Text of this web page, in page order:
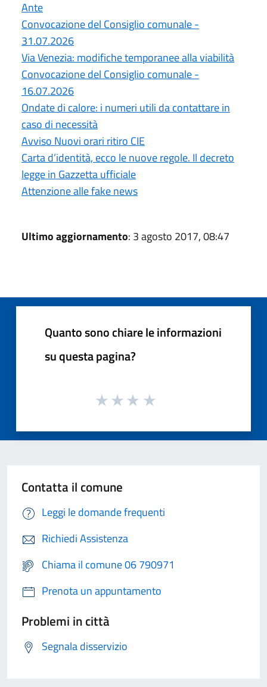
Ante
Convocazione del Consiglio comunale -
31.07.2026
Via Venezia: modifiche temporanee alla viabilità
Convocazione del Consiglio comunale -
16.07.2026
Ondate di calore: i numeri utili da contattare in
caso di necessità
Avviso Nuovi orari ritiro CIE
Carta d’identità, ecco le nuove regole. Il decreto
legge in Gazzetta ufficiale
Attenzione alle fake news
Ultimo aggiornamento: 3 agosto 2017, 08:47
Quanto sono chiare le informazioni
su questa pagina?
Contatta il comune
Leggi le domande frequenti
Richiedi Assistenza
Chiama il comune 06 790971
Prenota un appuntamento
Problemi in città
Segnala disservizio